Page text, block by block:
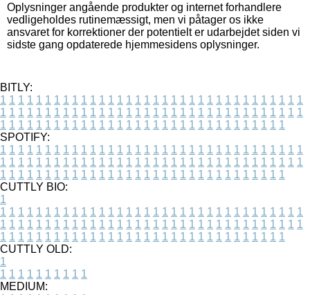
Oplysninger angående produkter og internet forhandlere
vedligeholdes rutinemæssigt, men vi påtager os ikke
ansvaret for korrektioner der potentielt er udarbejdet siden vi
sidste gang opdaterede hjemmesidens oplysninger.
BITLY:
1 1 1 1 1 1 1 1 1 1 1 1 1 1 1 1 1 1 1 1 1 1 1 1 1 1 1 1 1 1 1 1 1 1
1 1 1 1 1 1 1 1 1 1 1 1 1 1 1 1 1 1 1 1 1 1 1 1 1 1 1 1 1 1 1 1 1 1
1 1 1 1 1 1 1 1 1 1 1 1 1 1 1 1 1 1 1 1 1 1 1 1 1 1 1 1 1 1 1 1
SPOTIFY:
1 1 1 1 1 1 1 1 1 1 1 1 1 1 1 1 1 1 1 1 1 1 1 1 1 1 1 1 1 1 1 1 1 1
1 1 1 1 1 1 1 1 1 1 1 1 1 1 1 1 1 1 1 1 1 1 1 1 1 1 1 1 1 1 1 1 1 1
1 1 1 1 1 1 1 1 1 1 1 1 1 1 1 1 1 1 1 1 1 1 1 1 1 1 1 1 1 1 1 1
CUTTLY BIO:
1
1 1 1 1 1 1 1 1 1 1 1 1 1 1 1 1 1 1 1 1 1 1 1 1 1 1 1 1 1 1 1 1 1 1
1 1 1 1 1 1 1 1 1 1 1 1 1 1 1 1 1 1 1 1 1 1 1 1 1 1 1 1 1 1 1 1 1 1
1 1 1 1 1 1 1 1 1 1 1 1 1 1 1 1 1 1 1 1 1 1 1 1 1 1 1 1 1 1 1 1
CUTTLY OLD:
1
1 1 1 1 1 1 1 1 1 1
MEDIUM: